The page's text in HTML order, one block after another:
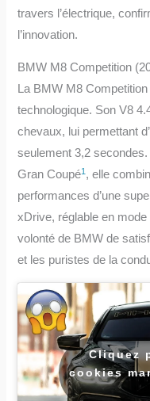
travers l’électrique,
l’innovation.
BMW M8 Competition
La BMW M8
technologique. Son V8
chevaux, lui permettant
seulement 3,2
Gran Coupé1 , elle
performances d’une
xDrive, réglable en
volonté de BMW de
et les puristes de la
Cliquez
cookies